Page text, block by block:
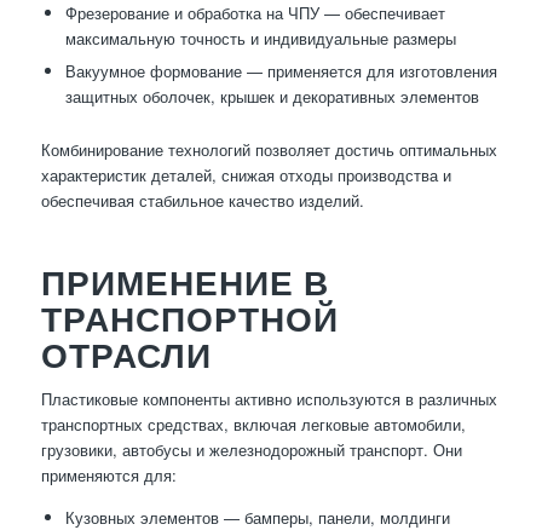
Фрезерование и обработка на ЧПУ — обеспечивает
максимальную точность и индивидуальные размеры
Вакуумное формование — применяется для изготовления
защитных оболочек, крышек и декоративных элементов
Комбинирование технологий позволяет достичь оптимальных
характеристик деталей, снижая отходы производства и
обеспечивая стабильное качество изделий.
ПРИМЕНЕНИЕ В
ТРАНСПОРТНОЙ
ОТРАСЛИ
Пластиковые компоненты активно используются в различных
транспортных средствах, включая легковые автомобили,
грузовики, автобусы и железнодорожный транспорт. Они
применяются для:
Кузовных элементов — бамперы, панели, молдинги